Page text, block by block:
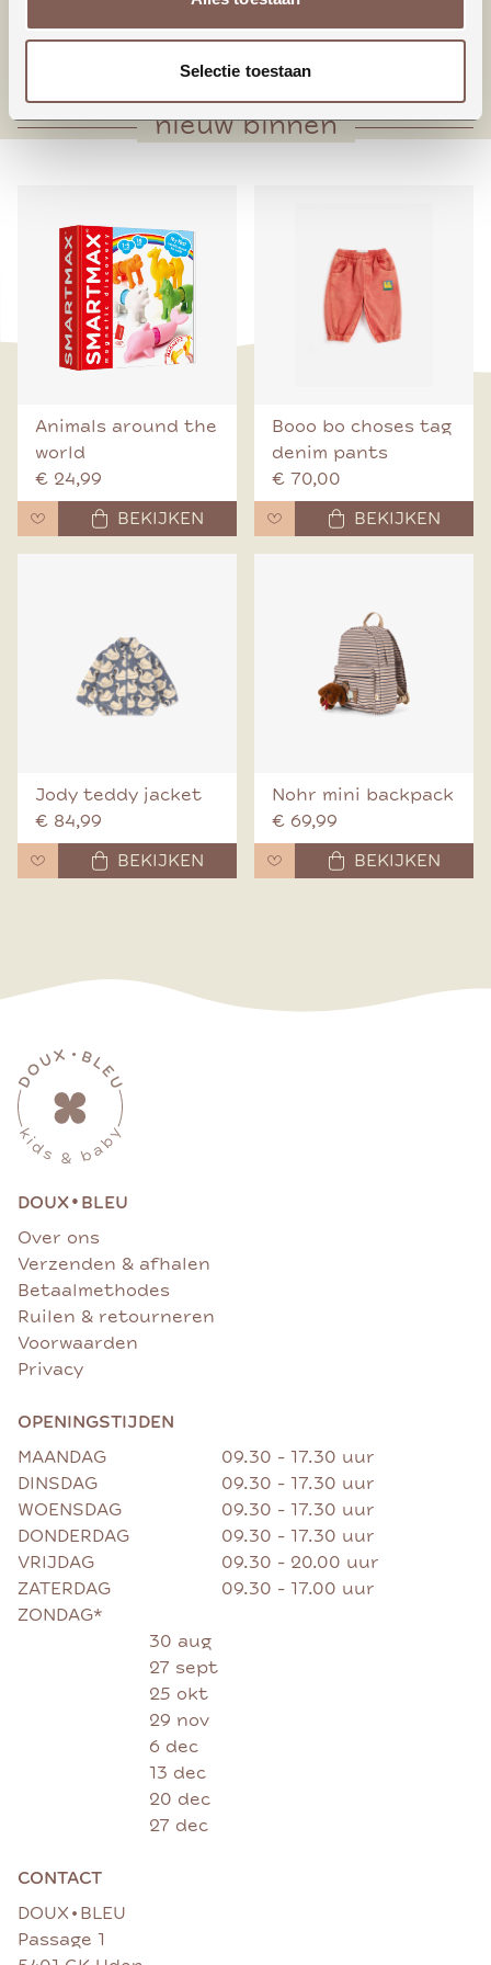
Selectie toestaan
* Houten knoop middenvoorsluiting
* Voorpand met plooien onderaan
nieuw binnen
Animals around the
world
€ 24,99
BEKIJKEN
Booo bo choses tag
denim pants
€ 70,00
BEKIJKEN
Jody teddy jacket
€ 84,99
BEKIJKEN
Nohr mini backpack
€ 69,99
BEKIJKEN
DOUX• BLEU
Over ons
Verzenden & afhalen
Betaalmethodes
Ruilen & retourneren
Voorwaarden
Privacy
OPENINGSTIJDEN
MAANDAG
09.30 - 17.30 uur
DINSDAG
09.30 - 17.30 uur
WOENSDAG
09.30 - 17.30 uur
DONDERDAG
09.30 - 17.30 uur
VRIJDAG
09.30 - 20.00 uur
ZATERDAG
09.30 - 17.00 uur
ZONDAG*
30 aug
27 sept
25 okt
29 nov
6 dec
13 dec
20 dec
27 dec
CONTACT
DOUX • BLEU
Passage 1